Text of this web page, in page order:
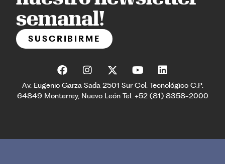
semanal!
SUSCRIBIRME
Av. Eugenio Garza Sada 2501 Sur Col. Tecnológico C.P.
64849 Monterrey, Nuevo León Tel. +52 (81) 8358-2000